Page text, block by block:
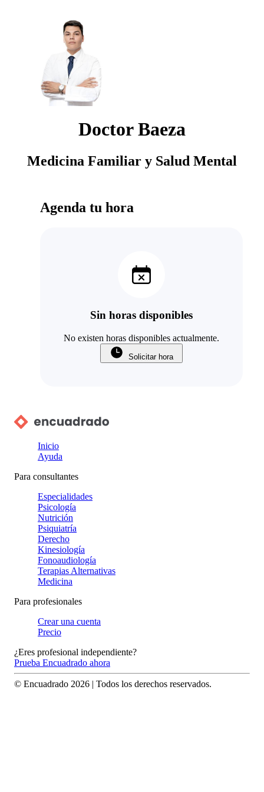
Doctor Baeza
Medicina Familiar y Salud Mental
Agenda tu hora
Sin horas disponibles
No existen horas disponibles actualmente.
Solicitar hora
Inicio
Ayuda
Para consultantes
Especialidades
Psicología
Nutrición
Psiquiatría
Derecho
Kinesiología
Fonoaudiología
Terapias Alternativas
Medicina
Para profesionales
Crear una cuenta
Precio
¿Eres profesional independiente?
Prueba Encuadrado ahora
© Encuadrado 2026 | Todos los derechos reservados.